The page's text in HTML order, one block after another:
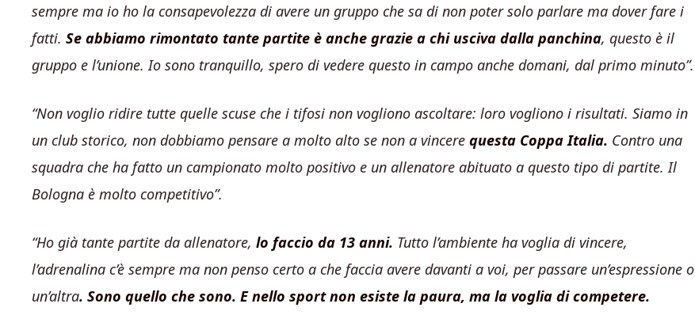
sempre ma io ho la consapevolezza di avere un gruppo che sa di non poter solo parlare ma dover fare i
fatti. Se abbiamo rimontato tante partite è anche grazie a chi usciva dalla panchina, questo è il
gruppo e l’unione. Io sono tranquillo, spero di vedere questo in campo anche domani, dal primo minuto”.
“Non voglio ridire tutte quelle scuse che i tifosi non vogliono ascoltare: loro vogliono i risultati. Siamo in
un club storico, non dobbiamo pensare a molto alto se non a vincere questa Coppa Italia. Contro una
squadra che ha fatto un campionato molto positivo e un allenatore abituato a questo tipo di partite. Il
Bologna è molto competitivo”.
“Ho già tante partite da allenatore, lo faccio da 13 anni. Tutto l’ambiente ha voglia di vincere,
l’adrenalina c’è sempre ma non penso certo a che faccia avere davanti a voi, per passare un’espressione o
un’altra. Sono quello che sono. E nello sport non esiste la paura, ma la voglia di competere.